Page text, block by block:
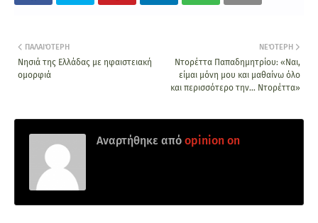
ΝΕΌΤΕΡΗ
Ντορέττα Παπαδημητρίου: «Ναι,
είμαι μόνη μου και μαθαίνω όλο
και περισσότερο την… Ντορέττα»
ΠΑΛΑΙΌΤΕΡΗ
Νησιά της Ελλάδας με ηφαιστειακή
ομορφιά
Αναρτήθηκε από opinion on